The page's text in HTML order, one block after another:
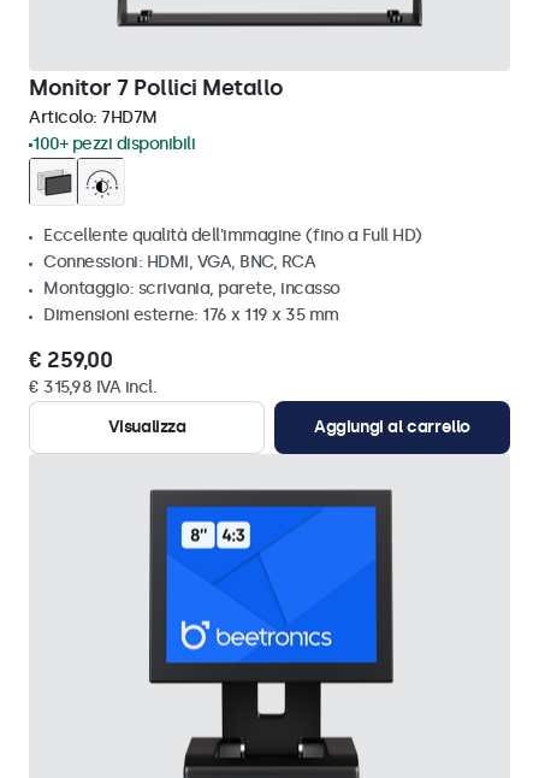
Monitor 7 Pollici Metallo
Articolo: 7HD7M
100+ pezzi disponibili
Eccellente qualità dell'immagine (fino a Full HD)
Connessioni: HDMI, VGA, BNC, RCA
Montaggio: scrivania, parete, incasso
Dimensioni esterne: 176 x 119 x 35 mm
€ 259,00
€ 315,98 IVA incl.
Visualizza
Aggiungi al carrello